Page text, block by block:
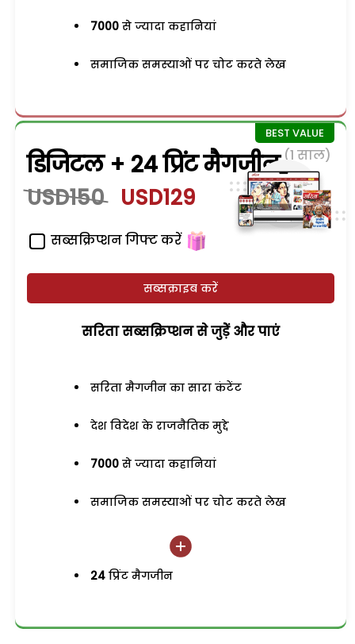
7000 से ज्यादा कहानियां
समाजिक समस्याओं पर चोट करते लेख
डिजिटल + 24 प्रिंट मैगजीन (1 साल)
USD150 USD129
सब्सक्रिप्शन गिफ्ट करें
सब्सक्राइब करें
सरिता सब्सक्रिप्शन से जुड़ेें और पाएं
सरिता मैगजीन का सारा कंटेंट
देश विदेश के राजनैतिक मुद्दे
7000 से ज्यादा कहानियां
समाजिक समस्याओं पर चोट करते लेख
24 प्रिंट मैगजीन